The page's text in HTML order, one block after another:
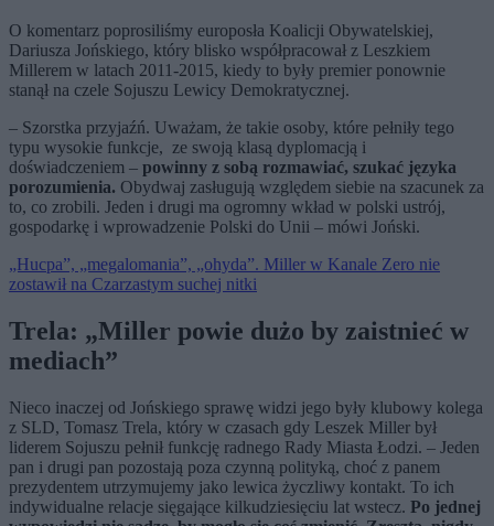
O komentarz poprosiliśmy europosła Koalicji Obywatelskiej,
Dariusza Jońskiego, który blisko współpracował z Leszkiem
Millerem w latach 2011-2015, kiedy to były premier ponownie
stanął na czele Sojuszu Lewicy Demokratycznej.
– Szorstka przyjaźń. Uważam, że takie osoby, które pełniły tego
typu wysokie funkcje, ze swoją klasą dyplomacją i
doświadczeniem – powinny z sobą rozmawiać, szukać języka
porozumienia. Obydwaj zasługują względem siebie na szacunek za
to, co zrobili. Jeden i drugi ma ogromny wkład w polski ustrój,
gospodarkę i wprowadzenie Polski do Unii – mówi Joński.
„Hucpa”, „megalomania”, „ohyda”. Miller w Kanale Zero nie
zostawił na Czarzastym suchej nitki
Trela: „Miller powie dużo by zaistnieć w
mediach”
Nieco inaczej od Jońskiego sprawę widzi jego były klubowy kolega
z SLD, Tomasz Trela, który w czasach gdy Leszek Miller był
liderem Sojuszu pełnił funkcję radnego Rady Miasta Łodzi. – Jeden
pan i drugi pan pozostają poza czynną polityką, choć z panem
prezydentem utrzymujemy jako lewica życzliwy kontakt. To ich
indywidualne relacje sięgające kilkudziesięciu lat wstecz. Po jednej